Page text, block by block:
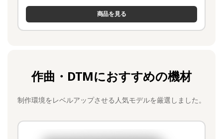
商品を見る
作曲・DTMにおすすめの機材
制作環境をレベルアップさせる人気モデルを厳選しました。